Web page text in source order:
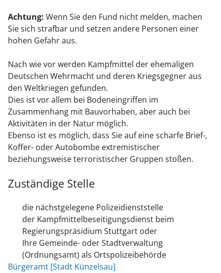
Achtung: Wenn Sie den Fund nicht melden, machen
Sie sich strafbar und setzen andere Personen einer
hohen Gefahr aus.
Nach wie vor werden Kampfmittel der ehemaligen
Deutschen Wehrmacht und deren Kriegsgegner aus
den Weltkriegen gefunden.
Dies ist vor allem bei Bodeneingriffen im
Zusammenhang mit Bauvorhaben, aber auch bei
Aktivitäten in der Natur möglich.
Ebenso ist es möglich, dass Sie auf eine scharfe Brief-,
Koffer- oder Autobombe extremistischer
beziehungsweise terroristischer Gruppen stoßen.
Zuständige Stelle
die nächstgelegene Polizeidienststelle
der Kampfmittelbeseitigungsdienst beim
Regierungspräsidium Stuttgart oder
Ihre Gemeinde- oder Stadtverwaltung
(Ordnungsamt) als Ortspolizeibehörde
Bürgeramt [Stadt Künzelsau]